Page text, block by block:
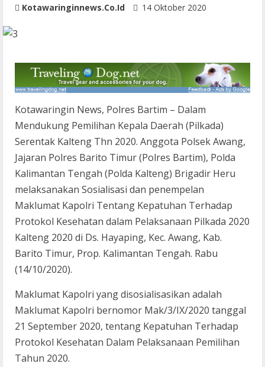
Kotawaringinnews.co.id 14 Oktober 2020
Kotawaringin News, Polres Bartim – Dalam
Mendukung Pemilihan Kepala Daerah (Pilkada)
Serentak Kalteng Thn 2020. Anggota Polsek Awang,
Jajaran Polres Barito Timur (Polres Bartim), Polda
Kalimantan Tengah (Polda Kalteng) Brigadir Heru
melaksanakan Sosialisasi dan penempelan
Maklumat Kapolri Tentang Kepatuhan Terhadap
Protokol Kesehatan dalam Pelaksanaan Pilkada 2020
Kalteng 2020 di Ds. Hayaping, Kec. Awang, Kab.
Barito Timur, Prop. Kalimantan Tengah. Rabu
(14/10/2020).
Maklumat Kapolri yang disosialisasikan adalah
Maklumat Kapolri bernomor Mak/3/IX/2020 tanggal
21 September 2020, tentang Kepatuhan Terhadap
Protokol Kesehatan Dalam Pelaksanaan Pemilihan
Tahun 2020.